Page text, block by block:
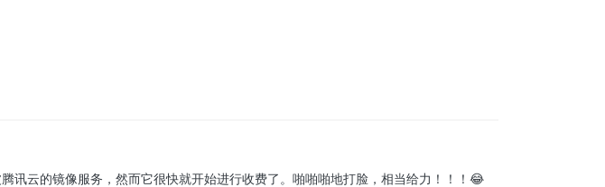
讯云的镜像服务，然而它很快就开始进行收费了。啪啪啪地打脸，相当给力！！！😂